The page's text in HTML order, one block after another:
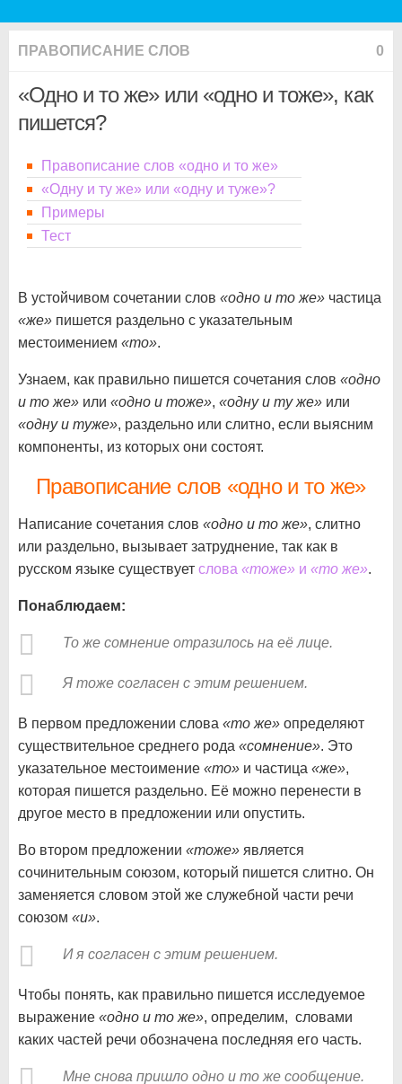
ПРАВОПИСАНИЕ СЛОВ 0
«Одно и то же» или «одно и тоже», как
пишется?
Правописание слов «одно и то же»
«Одну и ту же» или «одну и туже»?
Примеры
Тест
В устойчивом сочетании слов «одно и то же» частица
«же» пишется раздельно с указательным
местоимением «то».
Узнаем, как правильно пишется сочетания слов «одно
и то же» или «одно и тоже», «одну и ту же» или
«одну и туже», раздельно или слитно, если выясним
компоненты, из которых они состоят.
Правописание слов «одно и то же»
Написание сочетания слов «одно и то же», слитно
или раздельно, вызывает затруднение, так как в
русском языке существует слова «тоже» и «то же».
Понаблюдаем:
То же сомнение отразилось на её лице.
Я тоже согласен с этим решением.
В первом предложении слова «то же» определяют
существительное среднего рода «сомнение». Это
указательное местоимение «то» и частица «же»,
которая пишется раздельно. Её можно перенести в
другое место в предложении или опустить.
Во втором предложении «тоже» является
сочинительным союзом, который пишется слитно. Он
заменяется словом этой же служебной части речи
союзом «и».
И я согласен с этим решением.
Чтобы понять, как правильно пишется исследуемое
выражение «одно и то же», определим, словами
каких частей речи обозначена последняя его часть.
Мне снова пришло одно и то же сообщение.